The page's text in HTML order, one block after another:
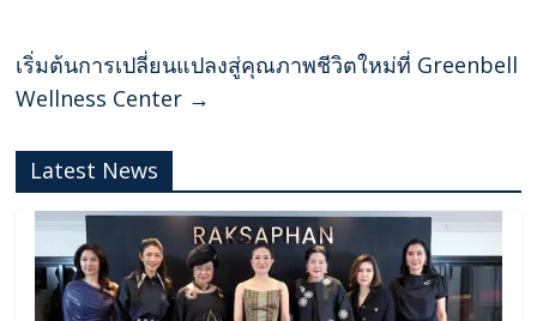
เริ่มต้นการเปลี่ยนแปลงสู่คุณภาพชีวิตใหม่ที่ Greenbell
Wellness Center →
Latest News